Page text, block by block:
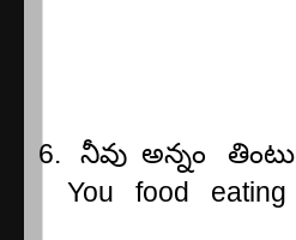
6. నీవు అన్నం తింటు
You
food eating